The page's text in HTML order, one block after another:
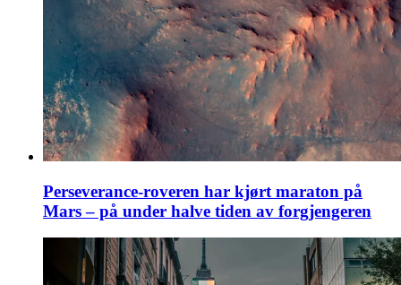
Perseverance-roveren har kjørt maraton på
Mars – på under halve tiden av forgjengeren